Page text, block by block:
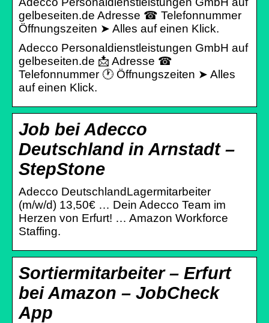
gelbeseiten.de Adresse ☎ Telefonnummer
Öffnungszeiten ➤ Alles auf einen Klick.
Adecco Personaldienstleistungen GmbH auf
gelbeseiten.de 📩 Adresse ☎
Telefonnummer 🕐 Öffnungszeiten ➤ Alles
auf einen Klick.
Job bei Adecco
Deutschland in Arnstadt –
StepStone
Adecco DeutschlandLagermitarbeiter
(m/w/d) 13,50€ … Dein Adecco Team im
Herzen von Erfurt! … Amazon Workforce
Staffing.
Sortiermitarbeiter – Erfurt
bei Amazon – JobCheck
App